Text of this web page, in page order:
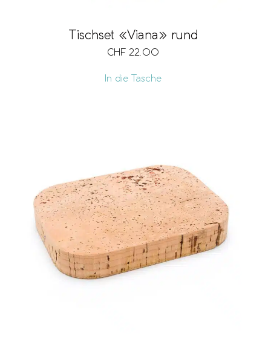
Tischset «Viana» rund
CHF 22.00
In die Tasche